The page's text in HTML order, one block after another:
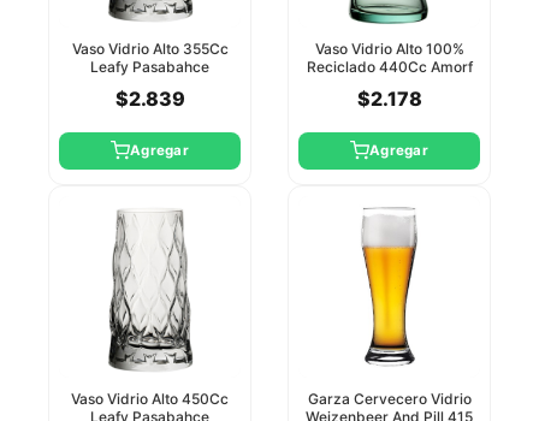
Vaso Vidrio Alto 355Cc
Leafy Pasabahce
$2.839
Agregar
Vaso Vidrio Alto 100%
Reciclado 440Cc Amorf
$2.178
Agregar
Vaso Vidrio Alto 450Cc
Leafy Pasabahce
Garza Cervecero Vidrio
Weizenbeer And Pill 415